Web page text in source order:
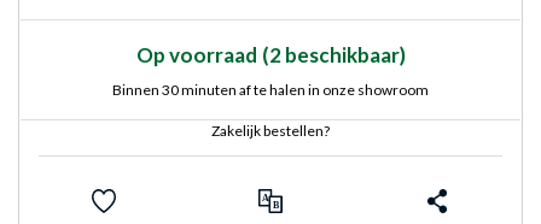
Op voorraad (2 beschikbaar)
Binnen 30 minuten af te halen in onze showroom
Zakelijk bestellen?